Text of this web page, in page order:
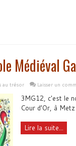
Médiéval
au trésor Laisser un
3MG12, c'est le
Cour d’Or, à Metz
Lire la suite...